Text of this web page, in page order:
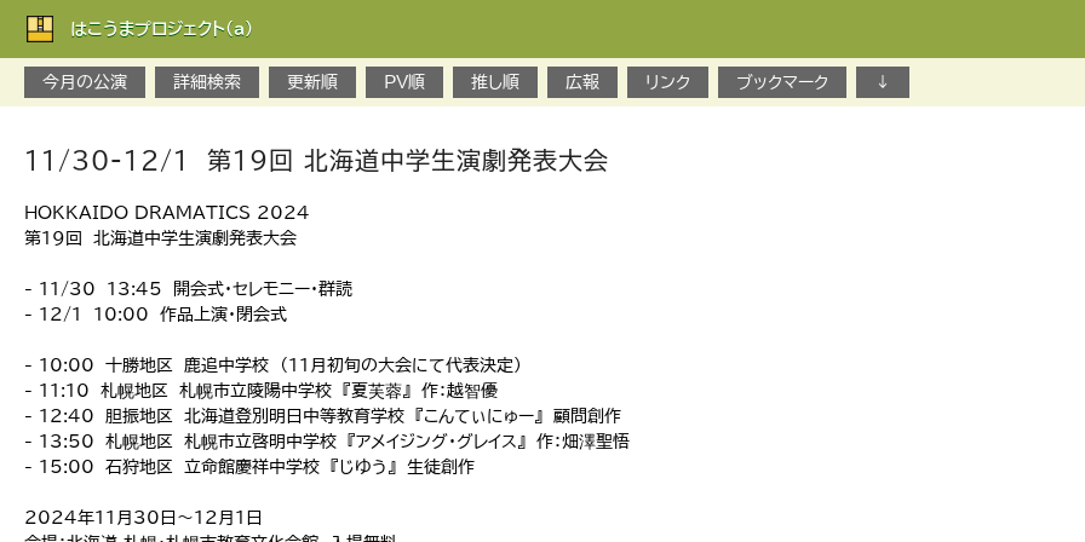
はこうまプロジェクト(a)
今月の公演 詳細検索 更新順 PV順 推し順 広報 リンク ブックマーク ↓
11/30-12/1 第19回 北海道中学生演劇発表大会
HOKKAIDO DRAMATICS 2024
第19回 北海道中学生演劇発表大会
- 11/30 13:45 開会式・セレモニー・群読
- 12/1 10:00 作品上演・閉会式
- 10:00 十勝地区 鹿追中学校 （11月初旬の大会にて代表決定）
- 11:10 札幌地区 札幌市立陵陽中学校 『夏芙蓉』 作：越智優
- 12:40 胆振地区 北海道登別明日中等教育学校 『こんてぃにゅー』 顧問創作
- 13:50 札幌地区 札幌市立啓明中学校 『アメイジング・グレイス』 作：畑澤聖悟
- 15:00 石狩地区 立命館慶祥中学校 『じゆう』 生徒創作
2024年11月30日～12月1日